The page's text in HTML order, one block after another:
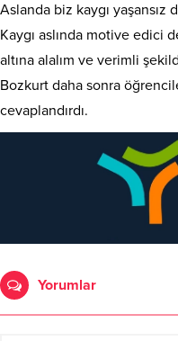
Aslanda biz kaygı yaşansız
Kaygı aslında motive edici
altına alalım ve verimli
Bozkurt daha sonra
cevaplandırdı.
Yorumlar